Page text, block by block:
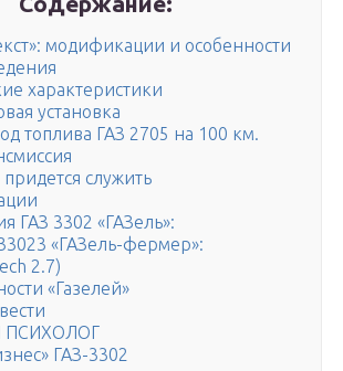
модификации и особенности
характеристики
установка
топлива ГАЗ 2705 на 100 км.
служить
ГАЗ 3302 «ГАЗель»:
«ГАЗель-фермер»:
2.7)
«Газелей»
ГАЗ-3302